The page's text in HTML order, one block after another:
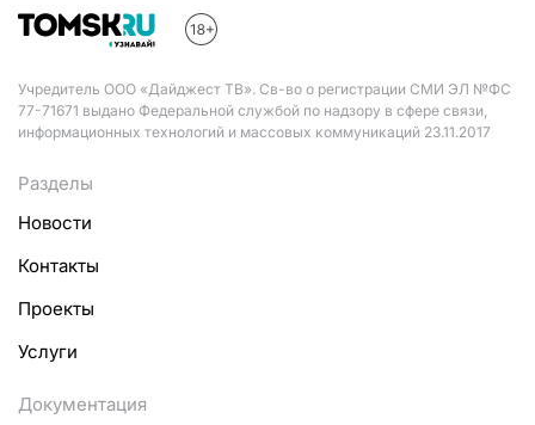
Учредитель ООО «Дайджест ТВ». Св-во о регистрации СМИ ЭЛ №ФС
77-71671 выдано Федеральной службой по надзору в сфере связи,
информационных технологий и массовых коммуникаций 23.11.2017
Разделы
Новости
Контакты
Проекты
Услуги
Документация